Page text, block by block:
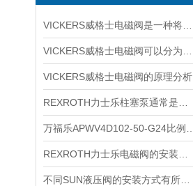
VICKERS威格士电磁阀的原理分析